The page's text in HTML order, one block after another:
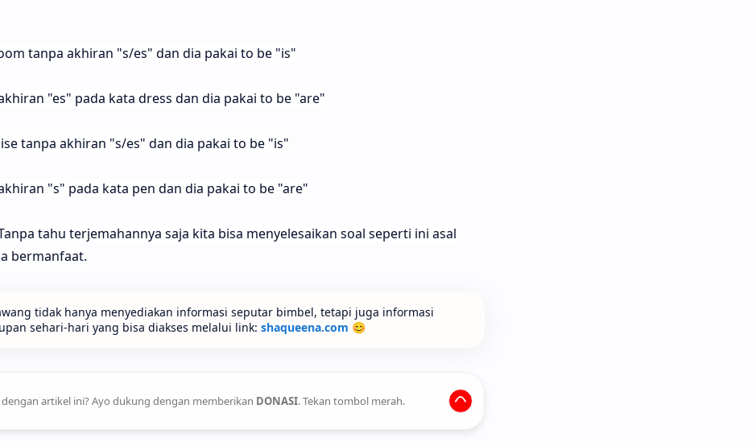
tanpa akhiran "s/es" dan dia pakai to be "is"
"es" pada kata dress dan dia pakai to be "are"
tanpa akhiran "s/es" dan dia pakai to be "is"
"s" pada kata pen dan dia pakai to be "are"
tahu terjemahannya saja kita bisa menyelesaikan soal seperti ini asal
bermanfaat.
tidak hanya menyediakan informasi seputar bimbel, tetapi juga informasi
sehari-hari yang bisa diakses melalui link: shaqueena.com 😊
artikel ini? Ayo dukung dengan memberikan DONASI. Tekan tombol merah.